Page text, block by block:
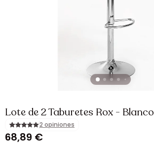
Lote de 2 Taburetes Rox - Blanco
2 opiniones
68,89 €